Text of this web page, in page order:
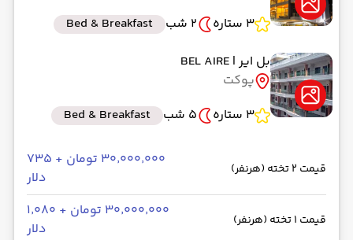
3 ستاره
2 شب
Bed & Breakfast
بل ایر| BEL AIRE
پوکت
3 ستاره
5 شب Bed & Breakfast
قیمت 2 تخته (هرنفر)
۳۰٬۰۰۰٬۰۰۰ تومان + ۷۳۵
دلار
قیمت 1 تخته (هرنفر)
۳۰٬۰۰۰٬۰۰۰ تومان + ۱٬۰۸۰
دلار